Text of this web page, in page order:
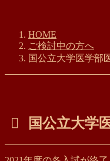
HOME
ご検討中の方へ
国公立大学医学部
国公立大学